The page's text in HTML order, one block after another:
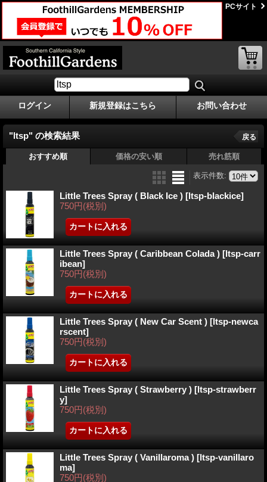
PCサイト
ログイン 新規登録はこちら お問い合わせ
"ltsp" の検索結果 戻る
おすすめ順 価格の安い順 売れ筋順
表示件数:
Little Trees Spray ( Black Ice ) [ltsp-blackice]
750円(税別)
Little Trees Spray ( Caribbean Colada ) [ltsp-carr
ibean]
750円(税別)
Little Trees Spray ( New Car Scent ) [ltsp-newca
rscent]
750円(税別)
Little Trees Spray ( Strawberry ) [ltsp-strawberr
y]
750円(税別)
Little Trees Spray ( Vanillaroma ) [ltsp-vanillaro
ma]
750円(税別)